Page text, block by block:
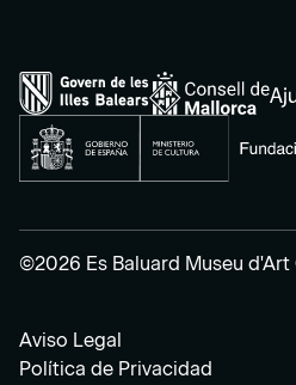
©2026 Es Baluard Museu
Aviso Legal
Política de Privacidad